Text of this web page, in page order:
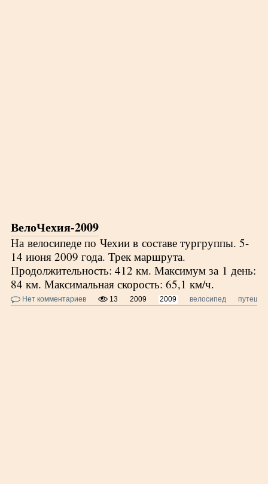
ВелоЧехия-2009
На велосипеде по Чехии в составе тургруппы. 5-
14 июня 2009 года. Трек маршрута.
Продолжительность: 412 км. Максимум за 1 день:
84 км. Максимальная скорость: 65,1 км/ч.
Нет комментариев 13 2009 2009 велосипед